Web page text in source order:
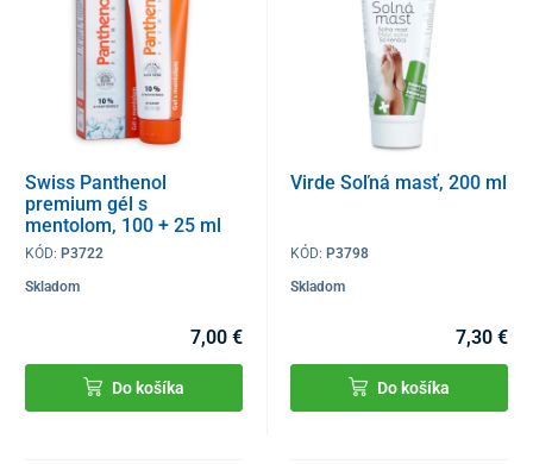
Swiss Panthenol
premium gél s
mentolom, 100 + 25 ml
KÓD: P3722
Skladom
7,00 €
Do košíka
Virde Soľná masť, 200 ml
KÓD: P3798
Skladom
7,30 €
Do košíka